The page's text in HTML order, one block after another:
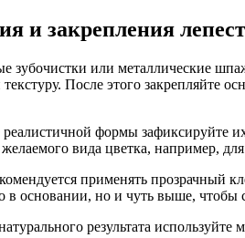
и закрепления
зубочистки или металлические
текстуру. После этого
формы зафиксируйте
вида цветка, например,
применять прозрачный
в основании, но и чуть выше,
результата